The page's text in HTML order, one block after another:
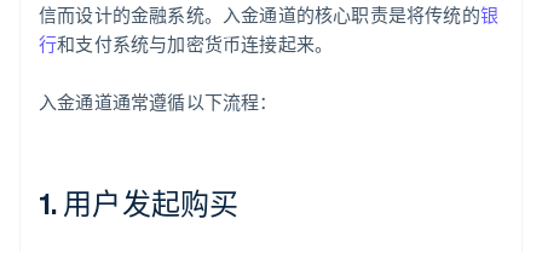
信而设计的金融系统。入金通道的核心职责是将传统的银
行和支付系统与加密货币连接起来。
入金通道通常遵循以下流程：
1. 用户发起购买